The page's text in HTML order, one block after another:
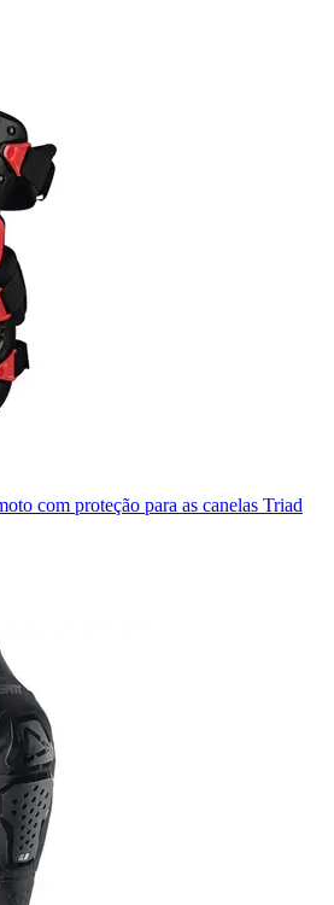
com proteção para as canelas Triad